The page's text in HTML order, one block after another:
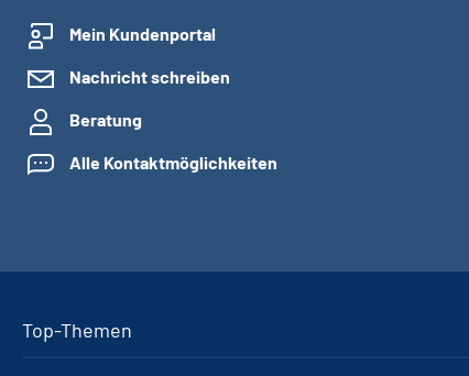
Mein Kundenportal
Nachricht schreiben
Beratung
Alle Kontaktmöglichkeiten
Top-Themen